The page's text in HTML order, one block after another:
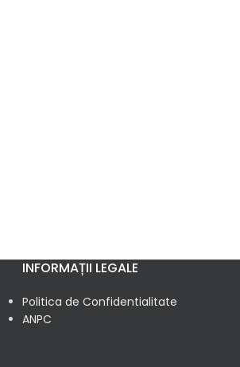
INFORMAȚII LEGALE
Politica de Confidentialitate
ANPC